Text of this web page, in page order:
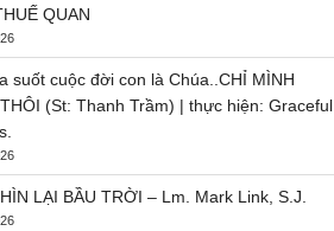
QUAN
suốt cuộc đời con là Chúa..CHỈ MÌNH
(St: Thanh Trầm) | thực hiện: Graceful
LẠI BẦU TRỜI – Lm. Mark Link, S.J.